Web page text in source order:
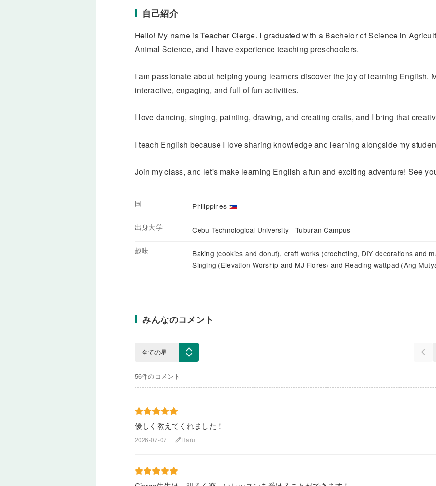
自己紹介
Hello! My name is Teacher Cierge. I graduated with a Bachelor of Science in
Animal Science, and I have experience teaching preschoolers.
I am passionate about helping young learners discover the joy of learning English.
interactive, engaging, and full of fun activities.
I love dancing, singing, painting, drawing, and creating crafts, and I bring that
I teach English because I love sharing knowledge and learning alongside my
Join my class, and let's make learning English a fun and exciting adventure! See
国 Philippines
出身大学 Cebu Technological University - Tuburan Campus
趣味
Baking (cookies and donut), craft works (crocheting, DIY decorations and
Singing (Elevation Worship and MJ Flores) and Reading wattpad (Ang
みんなのコメント
keyboard_arrow_left
56件のコメント
優しく教えてくれました！
2026-07-07 editHaru